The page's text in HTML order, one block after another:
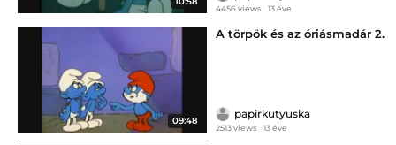
4456 views 13 éve
09:48
A törpök és az óriásmadár 2.
papirkutyuska
2513 views 13 éve